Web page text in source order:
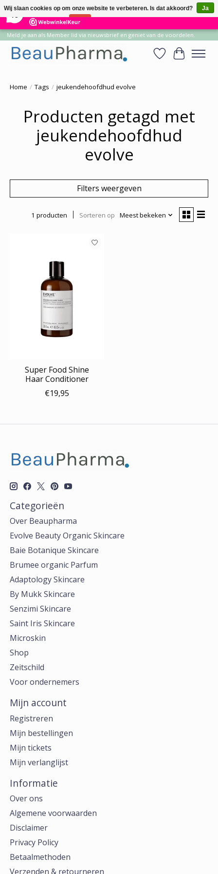
14 Reviews ×
Meld je aan als Member lid via nieuwsbrief en geniet van de voordelen.
Verlanglijst
Home / Tags / jeukendehoofdhud evolve
Producten getagd met
jeukendehoofdhud
evolve
Filters weergeven
1 producten Sorteren op Meest bekeken
Super Food Shine
Haar Conditioner
€19,95
Categorieën
Over Beaupharma
Evolve Beauty Organic Skincare
Baie Botanique Skincare
Brumee organic Parfum
Adaptology Skincare
By Mukk Skincare
Senzimi Skincare
Saint Iris Skincare
Microskin
Shop
Zeitschild
Voor ondernemers
Mijn account
Registreren
Mijn bestellingen
Mijn tickets
Mijn verlanglijst
Informatie
Over ons
Algemene voorwaarden
Disclaimer
Privacy Policy
Betaalmethoden
Verzenden & retourneren
Wij slaan cookies op om onze website te verbeteren. Is dat akkoord?
Ja
Nee